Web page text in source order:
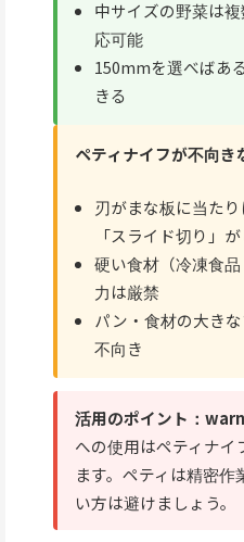
中サイズの野菜は
応可能
150mmを選べばあ
きる
ペティナイフが不向き
刃がまな板に当たり
「スライド切り」
硬い食材（冷凍食
力は厳禁
パン・食材の大き
不向き
活用のポイント：
への使用はペティナイ
ます。ペティは精密
い方は避けましょう。